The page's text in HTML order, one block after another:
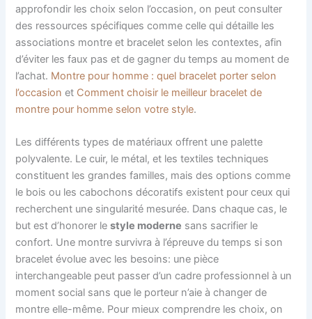
approfondir les choix selon l’occasion, on peut consulter
des ressources spécifiques comme celle qui détaille les
associations montre et bracelet selon les contextes, afin
d’éviter les faux pas et de gagner du temps au moment de
l’achat. Montre pour homme : quel bracelet porter selon
l’occasion et Comment choisir le meilleur bracelet de
montre pour homme selon votre style.
Les différents types de matériaux offrent une palette
polyvalente. Le cuir, le métal, et les textiles techniques
constituent les grandes familles, mais des options comme
le bois ou les cabochons décoratifs existent pour ceux qui
recherchent une singularité mesurée. Dans chaque cas, le
but est d’honorer lestyle moderne sans sacrifier le
confort. Une montre survivra à l’épreuve du temps si son
bracelet évolue avec les besoins: une pièce
interchangeable peut passer d’un cadre professionnel à un
moment social sans que le porteur n’aie à changer de
montre elle-même. Pour mieux comprendre les choix, on